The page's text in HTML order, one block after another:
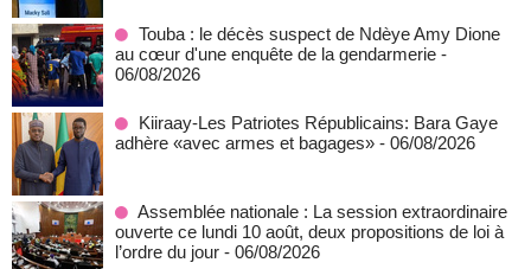
Touba : le décès suspect de Ndèye Amy Dione
au cœur d'une enquête de la gendarmerie -
06/08/2026
Kiiraay-Les Patriotes Républicains: Bara Gaye
adhère «avec armes et bagages» - 06/08/2026
Assemblée nationale : La session extraordinaire
ouverte ce lundi 10 août, deux propositions de loi à
l’ordre du jour - 06/08/2026